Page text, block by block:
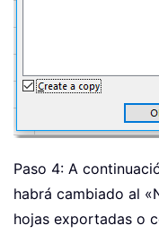
Paso 4: A
habrá cambiado al
hojas exportadas o